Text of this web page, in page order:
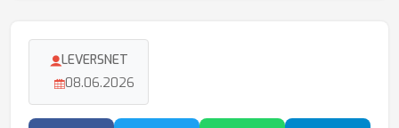
LEVERSNET
08.06.2026